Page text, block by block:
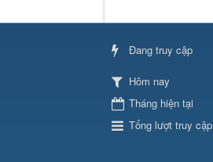
Đang truy cập
Hôm nay
Tháng hiện tại
Tổng lượt truy cập